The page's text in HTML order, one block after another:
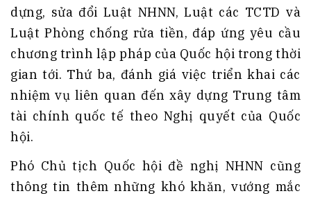
dựng, sửa đổi Luật NHNN, Luật các TCTD và
Luật Phòng chống rửa tiền, đáp ứng yêu cầu
chương trình lập pháp của Quốc hội trong thời
gian tới. Thứ ba, đánh giá việc triển khai các
nhiệm vụ liên quan đến xây dựng Trung tâm
tài chính quốc tế theo Nghị quyết của Quốc
hội.
Phó Chủ tịch Quốc hội đề nghị NHNN cũng
thông tin thêm những khó khăn, vướng mắc